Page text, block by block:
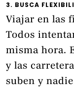
3. BUSCA
Viajar en las
Todos
misma hora.
y las
suben y